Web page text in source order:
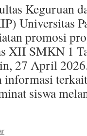
Keguruan
Universitas
promosi
XII SMKN 1
27 April
informasi
siswa